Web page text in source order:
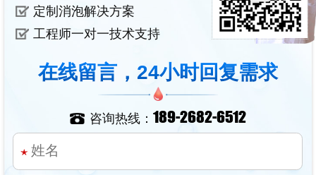
在线留言，24小时回复需求
定制消泡解决方案
工程师一对一技术支持
咨询热线： 189-2682-6512